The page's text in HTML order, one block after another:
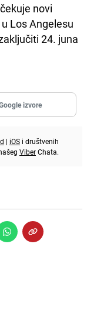
novi
Los Angelesu
24. juna
izvore
| iOS i društvenih
ViberChata.